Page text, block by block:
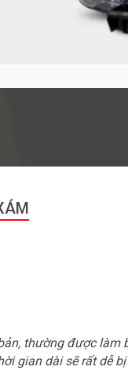
thường được làm
gian dài sẽ rất dễ